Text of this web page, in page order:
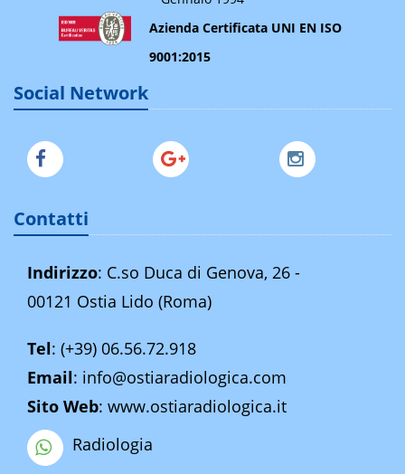
Azienda Certificata UNI EN ISO
9001:2015
Social Network
Contatti
Indirizzo: C.so Duca di Genova, 26 -
00121 Ostia Lido (Roma)
Tel: (+39) 06.56.72.918
Email: info@ostiaradiologica.com
Sito Web: www.ostiaradiologica.it
Radiologia